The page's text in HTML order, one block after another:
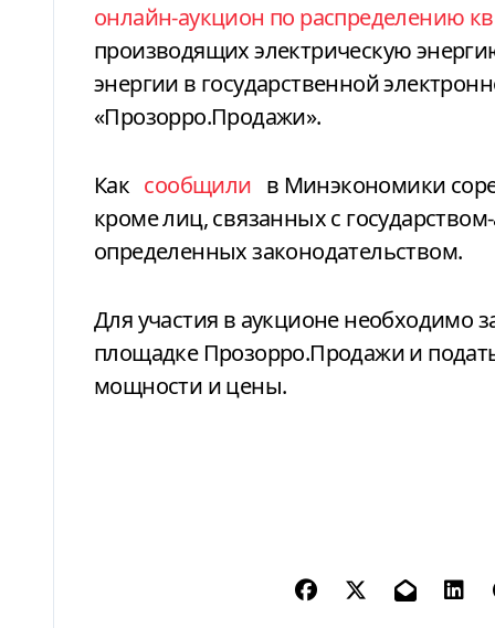
онлайн-аукцион по распределению
производящих электрическую
энергии в государственной
«Прозорро.Продажи».
Как сообщили в Минэкономики
кроме лиц, связанных с
определенных законодательством.
Для участия в аукционе необходимо
площадке Прозорро.Продажи и
мощности и цены.